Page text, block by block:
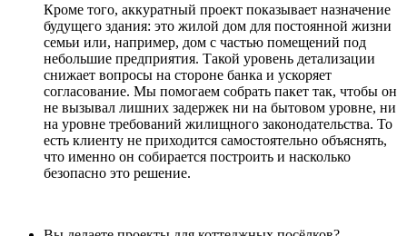
Кроме того, аккуратный проект показывает назначение
будущего здания: это жилой дом для постоянной жизни
семьи или, например, дом с частью помещений под
небольшие предприятия. Такой уровень детализации
снижает вопросы на стороне банка и ускоряет
согласование. Мы помогаем собрать пакет так, чтобы он
не вызывал лишних задержек ни на бытовом уровне, ни
на уровне требований жилищного законодательства. То
есть клиенту не приходится самостоятельно объяснять,
что именно он собирается построить и насколько
безопасно это решение.